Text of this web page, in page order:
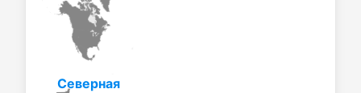
Северная